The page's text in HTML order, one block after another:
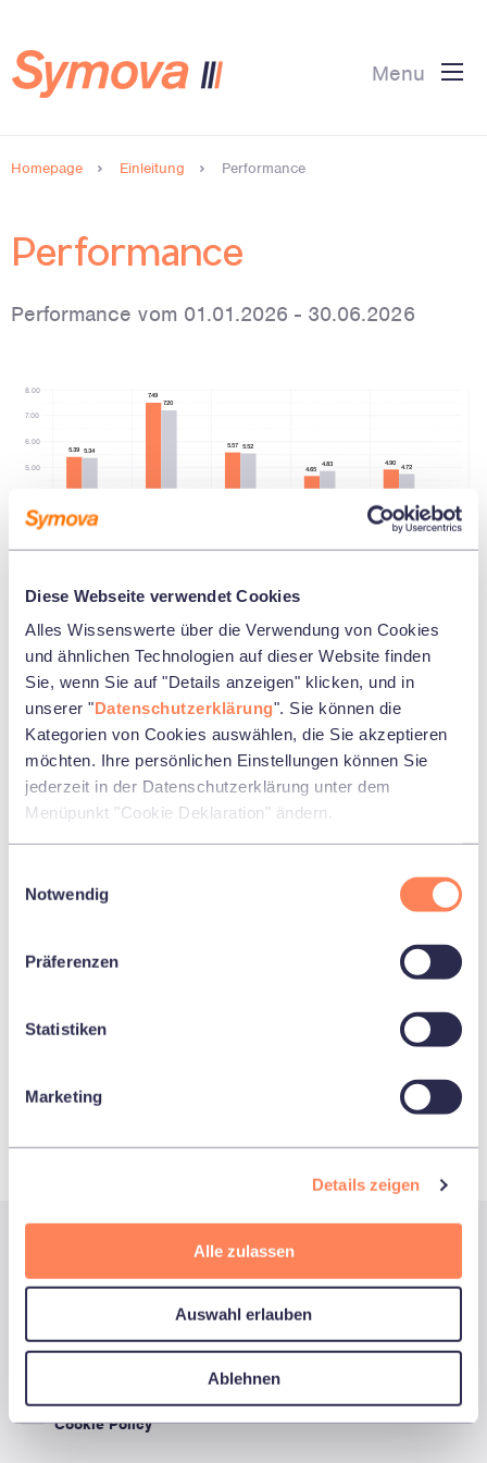
Diese Webseite verwendet Cookies
Alles Wissenswerte über die Verwendung von Cookies
und ähnlichen Technologien auf dieser Website finden
Sie, wenn Sie auf "Details anzeigen" klicken, und in
unserer "Datenschutzerklärung". Sie können die
Kategorien von Cookies auswählen, die Sie akzeptieren
möchten. Ihre persönlichen Einstellungen können Sie
jederzeit in der Datenschutzerklärung unter dem
Menüpunkt "Cookie Deklaration" ändern.
Notwendig
Präferenzen
Statistiken
Marketing
Details zeigen
Alle zulassen
Auswahl erlauben
Ablehnen
Menu
Homepage Einleitung Performance
Performance
Performance vom 01.01.2026 - 30.06.2026
0.00
3.00
5.00
6.00
7.00
8.00
5.39 5.34
7.49
7.20
5.57 5.52
4.65
4.83 4.90
4.72
Symova Strategie Differenz
Anlagestrategie & Vermögen
Home Impressum
Datenschutzerklärung
Cookie Policy